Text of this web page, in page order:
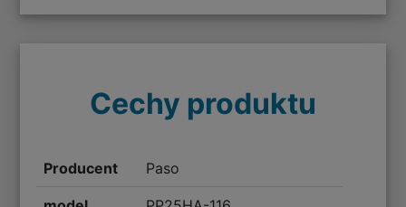
Cechy produktu
Producent Paso